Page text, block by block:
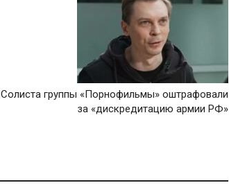
Солиста группы «Порнофильмы» оштрафовали
за «дискредитацию армии РФ»